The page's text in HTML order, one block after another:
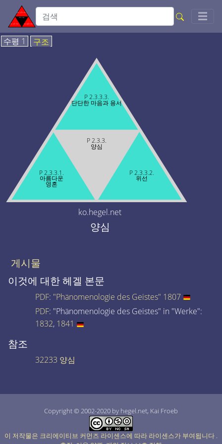
☰
수평 1 구조
P 2.3.3.
양심
P 2.3.3.1.
아름다운
영혼
P 2.3.3.2.
위선
P 2.3.3.3.
단단한 마음과 용서
ko.hegel.net
양심
게시물
이것에 대한 헤겔 본문
PDF: "Phänomenologie des Geistes" 1807
PDF: "Phänomenologie des Geistes" in "Werke":
1832, 1841
참조
32233 양심
Copyright © 2002-2020 by hegel.net, Kai Froeb
이 저작물은 크리에이티브 커먼즈 라이센스에 따라 라이센스가 부여됩니다 .